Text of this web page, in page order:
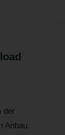
der
Anbau.